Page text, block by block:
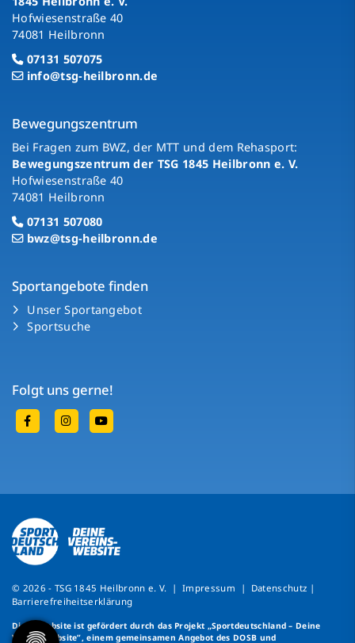
Hofwiesenstraße 40
74081 Heilbronn
07131 507075
info@tsg-heilbronn.de
Bewegungszentrum
Bei Fragen zum BWZ, der MTT und dem Rehasport:
Bewegungszentrum der TSG 1845 Heilbronn e. V.
Hofwiesenstraße 40
74081 Heilbronn
07131 507080
bwz@tsg-heilbronn.de
Sportangebote finden
Unser Sportangebot
Sportsuche
Folgt uns gerne!
© 2026 - TSG 1845 Heilbronn e. V. |Impressum | Datenschutz |
Barrierefreiheitserklärung
Diese Website ist gefördert durch das Projekt „Sportdeutschland – Deine
Vereinswebsite”, einem gemeinsamen Angebot des DOSB und